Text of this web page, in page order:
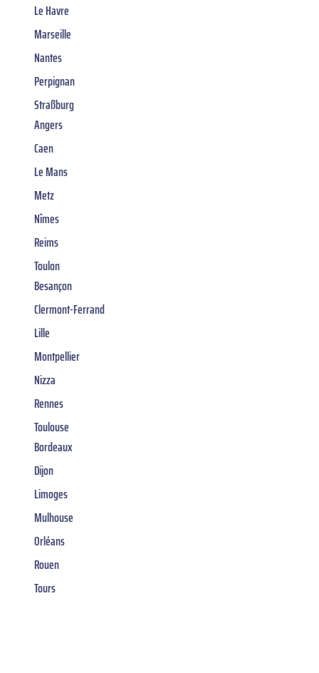
Le Havre
Marseille
Nantes
Perpignan
Straßburg
Angers
Caen
Le Mans
Metz
Nîmes
Reims
Toulon
Besançon
Clermont-Ferrand
Lille
Montpellier
Nizza
Rennes
Toulouse
Bordeaux
Dijon
Limoges
Mulhouse
Orléans
Rouen
Tours